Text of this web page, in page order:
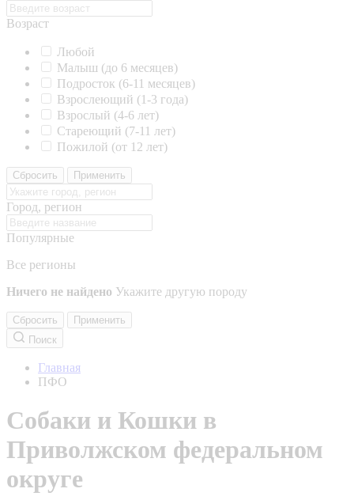
Возраст
Любой
Малыш (до 6 месяцев)
Подросток (6-11 месяцев)
Взрослеющий (1-3 года)
Взрослый (4-6 лет)
Стареющий (7-11 лет)
Пожилой (от 12 лет)
Сбросить Применить
Город, регион
Популярные
Все регионы
Ничего не найдено Укажите другую породу
Сбросить
Применить
Поиск
Главная
ПФО
Собаки и Кошки в
Приволжском федеральном
округе